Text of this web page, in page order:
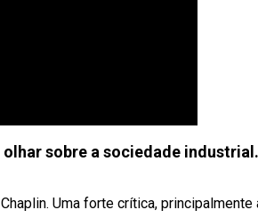
olhar sobre a sociedade industrial.
Uma forte crítica, principalmente